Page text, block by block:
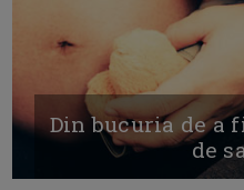
Din bucuria de a
de